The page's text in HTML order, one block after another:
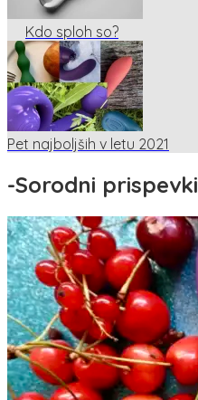
Kdo sploh so?
Pet najboljših v letu 2021
-Sorodni prispevki